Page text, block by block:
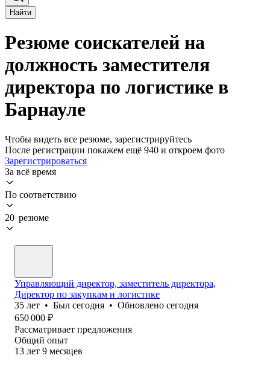
Найти
Резюме соискателей на
должность заместителя
директора по логистике в
Барнауле
Чтобы видеть все резюме, зарегистрируйтесь
После регистрации покажем ещё 940 и откроем фото
Зарегистрироваться
За всё время
По соответствию
20 резюме
Управляющий директор, заместитель директора,
Директор по закупкам и логистике
35 лет • Был сегодня • Обновлено сегодня
650 000 ₽
Рассматривает предложения
Общий опыт
13 лет 9 месяцев